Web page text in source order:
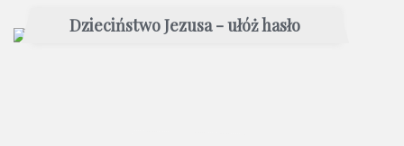
Dzieciństwo Jezusa - ułóż hasło